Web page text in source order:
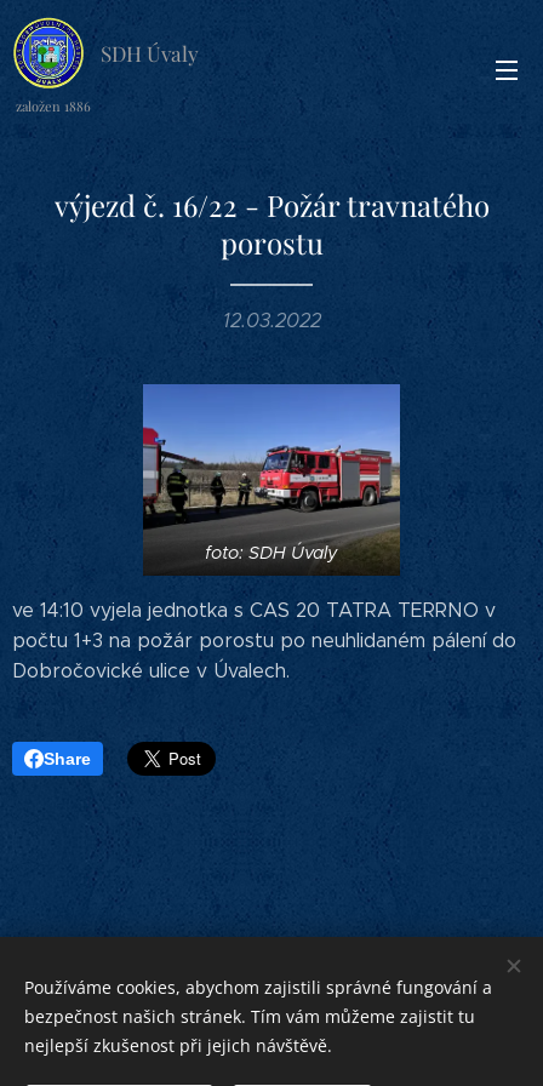
SDH Úvaly
založen 1886
výjezd č. 16/22 - Požár travnatého
porostu
12.03.2022
foto: SDH Úvaly
ve 14:10 vyjela jednotka s CAS 20 TATRA TERRNO v
počtu 1+3 na požár porostu po neuhlidaném pálení do
Dobročovické ulice v Úvalech.
Share
Bohu ku cti, bližnímuku pomoci
Používáme cookies, abychom zajistili správné fungování a
bezpečnost našich stránek. Tím vám můžeme zajistit tu
nejlepší zkušenost při jejich návštěvě.